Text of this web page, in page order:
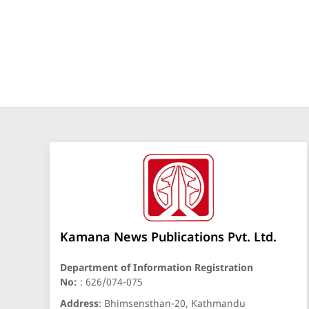
Kamana News Publications Pvt. Ltd.
Department of Information Registration
No: : 626/074-075
Address: Bhimsensthan-20, Kathmandu